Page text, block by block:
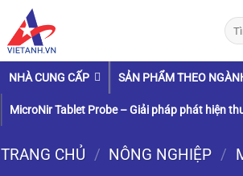
Tìm
NHÀ CUNG CẤP SẢN PHẨM THEO
MicroNir Tablet Probe – Giải pháp phát hiện
TRANG CHỦ / NÔNG NGHIỆP /